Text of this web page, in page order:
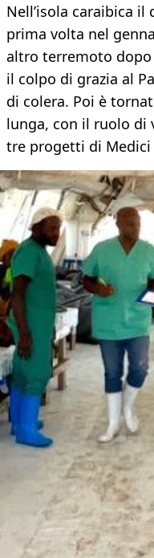
Nell’isola caraibica
prima volta nel
altro terremoto dopo
il colpo di grazia al
di colera. Poi è
lunga, con il ruolo di
tre progetti di Medici